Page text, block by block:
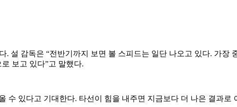
설 감독은 “전반기까지 보면 볼 스피드는 일단 나오고 있다. 가장
보고 있다”고 말했다.
수 있다고 기대한다. 타선이 힘을 내주면 지금보다 더 나은 결과로